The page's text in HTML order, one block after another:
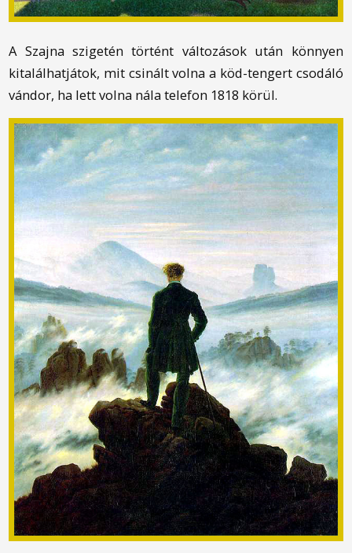
A Szajna szigetén történt változások után könnyen
kitalálhatjátok, mit csinált volna a köd-tengert csodáló
vándor, ha lett volna nála telefon 1818 körül.